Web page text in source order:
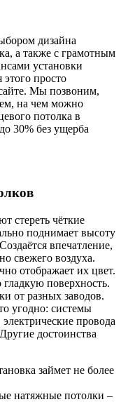
дизайна
а также с грамотным
установки
просто
Мы позвоним,
на чем можно
потолка в
30% без ущерба
стереть чёткие
поднимает высоту
впечатление,
свежего воздуха.
отображает их цвет.
поверхность.
от разных заводов.
угодно: системы
провода
достоинства
займет не более
натяжные потолки –